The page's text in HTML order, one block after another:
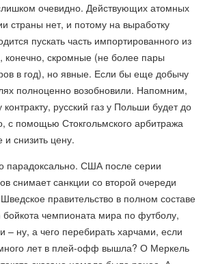
очевидно. Действующих атомных
страны нет, и потому на выработку
пускать часть импортированного из
конечно, скромные (не более пары
в год), но явные. Если бы еще добычу
полноценно возобновили. Напомним,
русский газ у Польши будет до
с помощью Стокгольмского арбитража
снизить цену.
парадоксально. США после серии
снимает санкции со второй очереди
правительство в полном составе
бойкота чемпионата мира по футболу,
– ну, а чего перебирать харчами, если
лет в плей-офф вышла? О Меркель